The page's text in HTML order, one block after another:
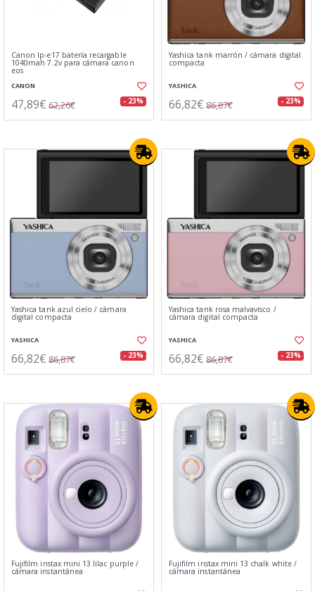
Canon lp-e17 batería recargable
1040mah 7.2v para cámara canon
eos
CANON
47,89€ 62,26€ - 23%
Yashica tank marrón / cámara digital
compacta
YASHICA
66,82€ 86,87€ - 23%
Yashica tank azul cielo / cámara
digital compacta
YASHICA
66,82€ 86,87€ - 23%
Yashica tank rosa malvavisco /
cámara digital compacta
YASHICA
66,82€ 86,87€ - 23%
Fujifilm instax mini 13 lilac purple /
cámara instantánea
Fujifilm instax mini 13 chalk white /
cámara instantánea